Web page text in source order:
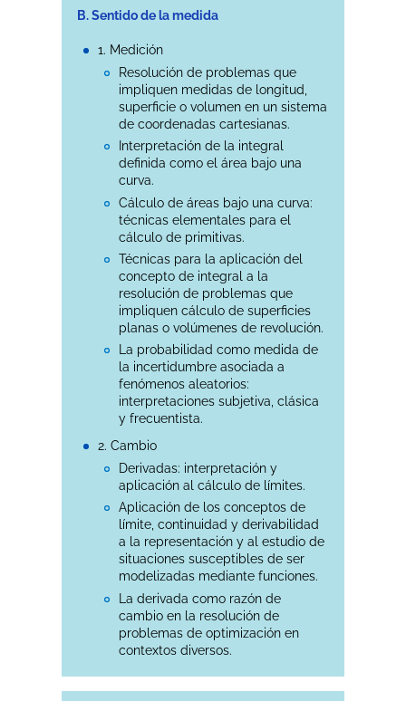
B. Sentido de la medida
1. Medición
Resolución de problemas que
impliquen medidas de longitud,
superficie o volumen en un sistema
de coordenadas cartesianas.
Interpretación de la integral
definida como el área bajo una
curva.
Cálculo de áreas bajo una curva:
técnicas elementales para el
cálculo de primitivas.
Técnicas para la aplicación del
concepto de integral a la
resolución de problemas que
impliquen cálculo de superficies
planas o volúmenes de revolución.
La probabilidad como medida de
la incertidumbre asociada a
fenómenos aleatorios:
interpretaciones subjetiva, clásica
y frecuentista.
2. Cambio
Derivadas: interpretación y
aplicación al cálculo de límites.
Aplicación de los conceptos de
límite, continuidad y derivabilidad
a la representación y al estudio de
situaciones susceptibles de ser
modelizadas mediante funciones.
La derivada como razón de
cambio en la resolución de
problemas de optimización en
contextos diversos.